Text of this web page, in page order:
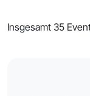
Insgesamt 35